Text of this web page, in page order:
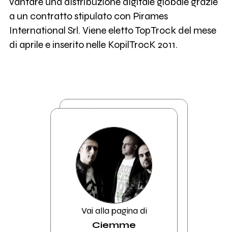
a un contratto stipulato con Pirames
International Srl. Viene eletto TopTrock del mese
di aprile e inserito nelle KopilTrocK 2011.
Vai alla pagina di
Ciemme